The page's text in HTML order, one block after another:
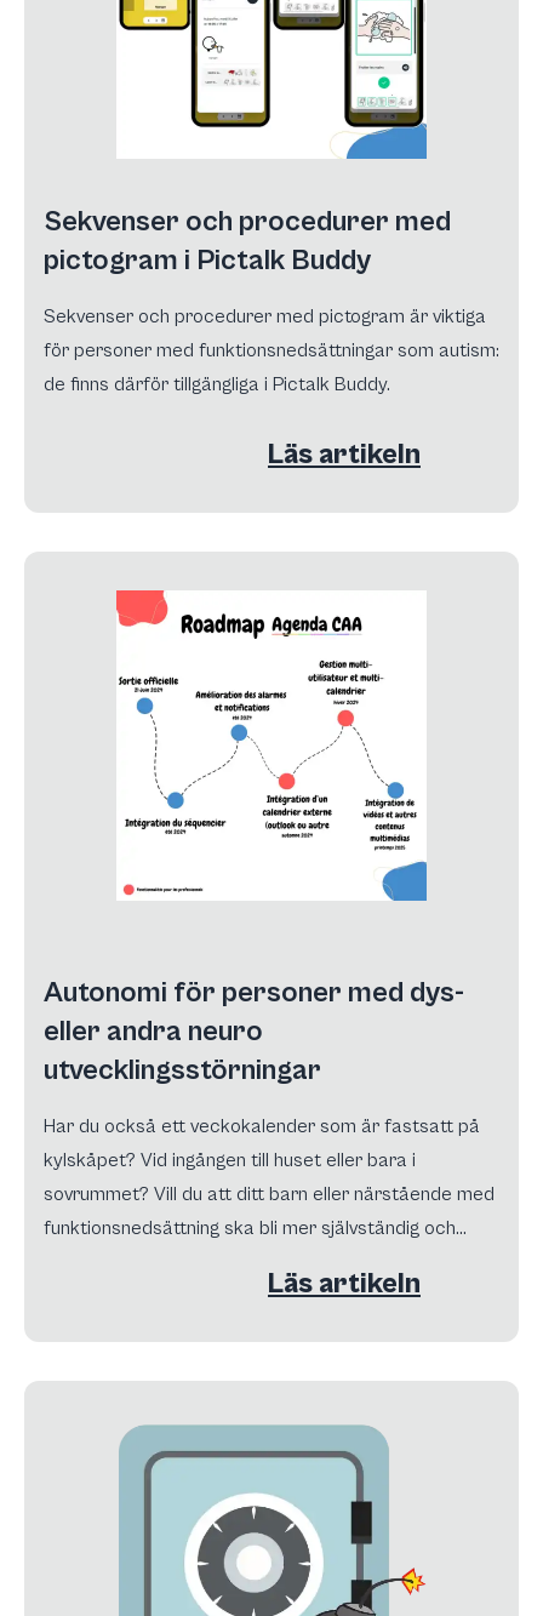
Sekvenser och procedurer med
pictogram i Pictalk Buddy
Sekvenser och procedurer med pictogram är viktiga
för personer med funktionsnedsättningar som autism:
de finns därför tillgängliga i Pictalk Buddy.
Läs artikeln
Autonomi för personer med dys-
eller andra neuro
utvecklingsstörningar
Har du också ett veckokalender som är fastsatt på
kylskåpet? Vid ingången till huset eller bara i
sovrummet? Vill du att ditt barn eller närstående med
funktionsnedsättning ska bli mer självständig och
Läs artikeln